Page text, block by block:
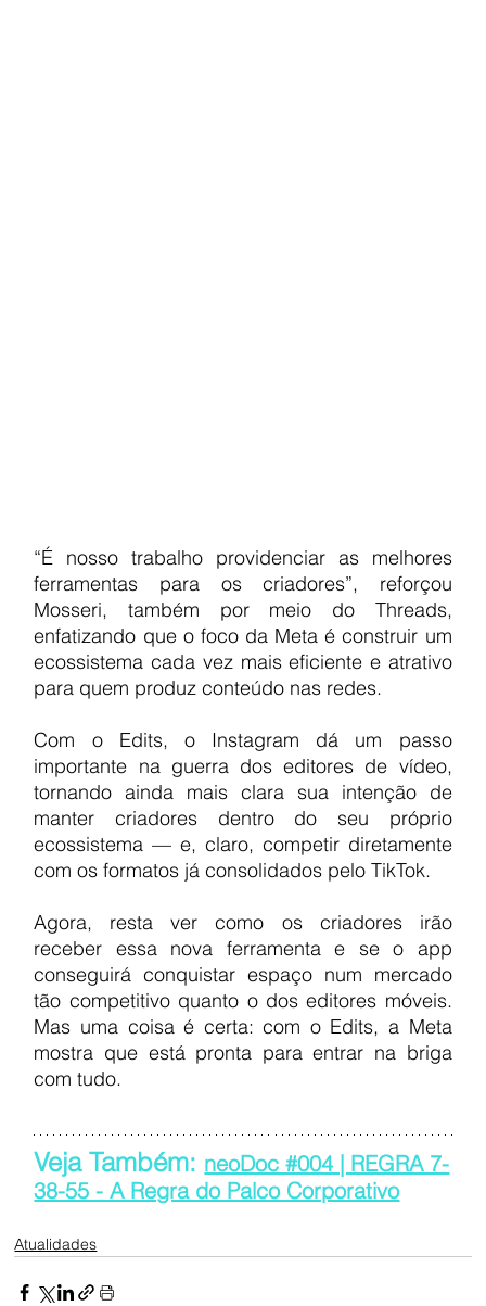
“É nosso trabalho providenciar as melhores
ferramentas para os criadores”, reforçou
Mosseri, também por meio do Threads,
enfatizando que o foco da Meta é construir um
ecossistema cada vez mais eficiente e atrativo
para quem produz conteúdo nas redes.
Com o Edits, o Instagram dá um passo
importante na guerra dos editores de vídeo,
tornando ainda mais clara sua intenção de
manter criadores dentro do seu próprio
ecossistema — e, claro, competir diretamente
com os formatos já consolidados pelo TikTok.
Agora, resta ver como os criadores irão
receber essa nova ferramenta e se o app
conseguirá conquistar espaço num mercado
tão competitivo quanto o dos editores móveis.
Mas uma coisa é certa: com o Edits, a Meta
mostra que está pronta para entrar na briga
com tudo.
Veja Também: neoDoc #004 | REGRA 7-
38-55 - A Regra do Palco Corporativo
Atualidades